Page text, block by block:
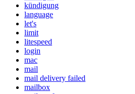
kündigung
language
let's
limit
litespeed
login
mac
mail
mail delivery failed
mailbox